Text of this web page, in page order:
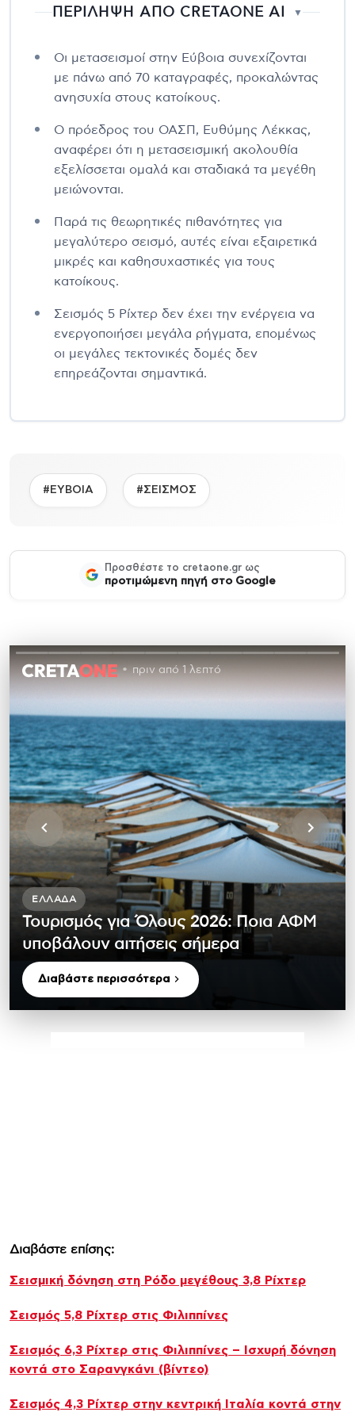
ΠΕΡΙΛΗΨΗ ΑΠΟ CRETAONE AI ▼
Οι μετασεισμοί στην Εύβοια συνεχίζονται
με πάνω από 70 καταγραφές, προκαλώντας
ανησυχία στους κατοίκους.
Ο πρόεδρος του ΟΑΣΠ, Ευθύμης Λέκκας,
αναφέρει ότι η μετασεισμική ακολουθία
εξελίσσεται ομαλά και σταδιακά τα μεγέθη
μειώνονται.
Παρά τις θεωρητικές πιθανότητες για
μεγαλύτερο σεισμό, αυτές είναι εξαιρετικά
μικρές και καθησυχαστικές για τους
κατοίκους.
Σεισμός 5 Ρίχτερ δεν έχει την ενέργεια να
ενεργοποιήσει μεγάλα ρήγματα, επομένως
οι μεγάλες τεκτονικές δομές δεν
επηρεάζονται σημαντικά.
#ΕΥΒΟΙΑ #ΣΕΙΣΜΟΣ
Προσθέστε το cretaone.gr ως
προτιμώμενη πηγή στο Google
πριν από 1 λεπτό
ΕΛΛΆΔΑ
Τουρισμός για Όλους 2026: Ποια ΑΦΜ
υποβάλουν αιτήσεις σήμερα
Διαβάστε περισσότερα
Διαβάστε επίσης:
Σεισμική δόνηση στη Ρόδο μεγέθους 3,8 Ρίχτερ
Σεισμός 5,8 Ρίχτερ στις Φιλιππίνες
Σεισμός 6,3 Ρίχτερ στις Φιλιππίνες – Ισχυρή δόνηση
κοντά στο Σαρανγκάνι (βίντεο)
Σεισμός 4,3 Ρίχτερ στην κεντρική Ιταλία κοντά στην